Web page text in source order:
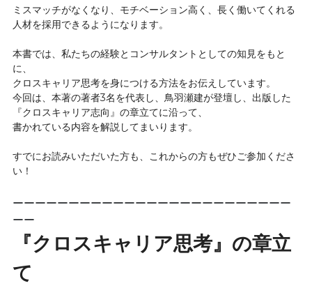
ミスマッチがなくなり、モチベーション高く、長く働いてくれる
人材を採用できるようになります。
本書では、私たちの経験とコンサルタントとしての知見をもと
に、
クロスキャリア思考を身につける方法をお伝えしています。
今回は、本著の著者3名を代表し、鳥羽瀬建が登壇し、出版した
『クロスキャリア志向』の章立てに沿って、
書かれている内容を解説してまいります。
すでにお読みいただいた方も、これからの方もぜひご参加くださ
い！
ーーーーーーーーーーーーーーーーーーーーーーーーー
ーー
『クロスキャリア思考』の章立
て